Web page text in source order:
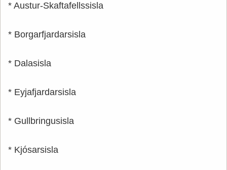
* Austur-Skaftafellssisla
* Borgarfjardarsisla
* Dalasisla
* Eyjafjardarsisla
* Gullbringusisla
* Kjósarsisla